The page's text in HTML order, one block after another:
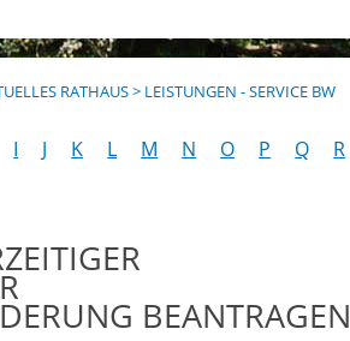
RATHAUS> LEISTUNGEN - SERVICE BW
I J K L M N O P Q
R
BEANTRAGEN